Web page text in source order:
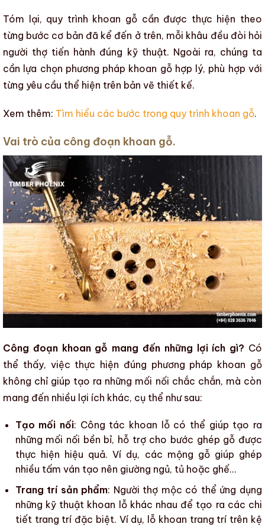
Tóm lại, quy trình khoan gỗ cần được thực hiện theo
từng bước cơ bản đã kể đến ở trên, mỗi khâu đều đòi hỏi
người thợ tiến hành đúng kỹ thuật. Ngoài ra, chúng ta
cần lựa chọn phương pháp khoan gỗhợp lý, phù hợp với
từng yêu cầu thể hiện trên bản vẽ thiết kế.
Xem thêm: Tìm hiểu các bước trong quy trình khoan gỗ.
Vai trò của công đoạn khoan gỗ.
Công đoạn khoan gỗ mang đến những lợi ích gì? Có
thể thấy, việc thực hiện đúng phương pháp khoan gỗ
không chỉ giúp tạo ra những mối nối chắc chắn, mà còn
mang đến nhiều lợi ích khác, cụ thể như sau:
Tạo mối nối: Công tác khoan lỗcó thể giúp tạo ra
những mối nối bền bỉ, hỗ trợ cho bước ghép gỗ được
thực hiện hiệu quả. Ví dụ, các mộng gỗ giúp ghép
nhiều tấm ván tạo nên giường ngủ, tủ hoặc ghế…
Trang trí sản phẩm: Người thợ mộc có thể ứng dụng
những kỹ thuật khoan lỗkhác nhau để tạo ra các chi
tiết trang trí đặc biệt. Ví dụ, lỗ khoan trang trí trên kệ